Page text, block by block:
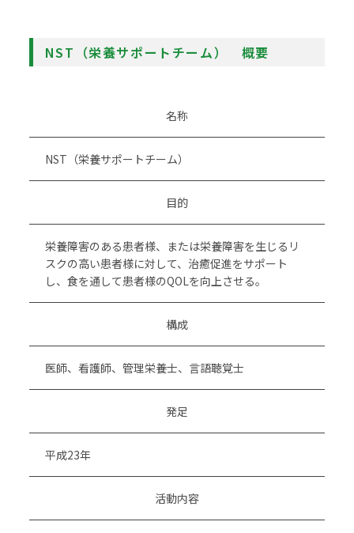
NST（栄養サポートチーム） 概要
名称
NST（栄養サポートチーム）
目的
栄養障害のある患者様、または栄養障害を生じるリ
スクの高い患者様に対して、治癒促進をサポート
し、食を通して患者様のQOLを向上させる。
構成
医師、看護師、管理栄養士、言語聴覚士
発足
平成23年
活動内容